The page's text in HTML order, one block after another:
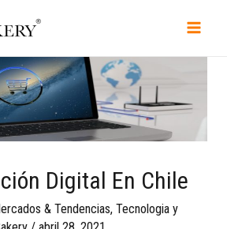
Digital En Chile
& Tendencias,Tecnologia y